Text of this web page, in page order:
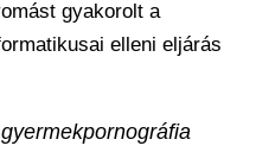
gyakorolt a
elleni eljárás